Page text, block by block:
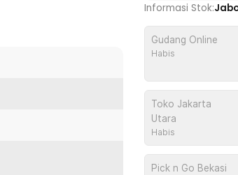
umumnya. Mengusung
rasa lelah yang
masukkan ke bagasi
Informasi Stok:
Gudang Online
Habis
Toko Jakarta
Utara
Habis
Pick n Go Bekasi